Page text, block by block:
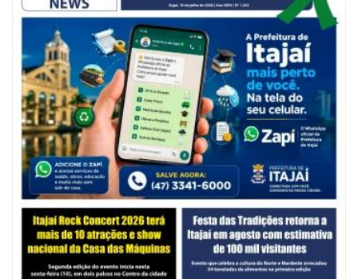
07/08/2026 | 07:00
Ambiental reforça descarte sustentável com envio de 330 quilos de
pilhas à logística reversa